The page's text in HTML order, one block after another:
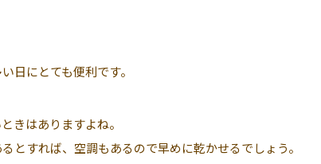
日にとても便利です。
きはありますよね。
とすれば、空調もあるので早めに乾かせるでしょう。